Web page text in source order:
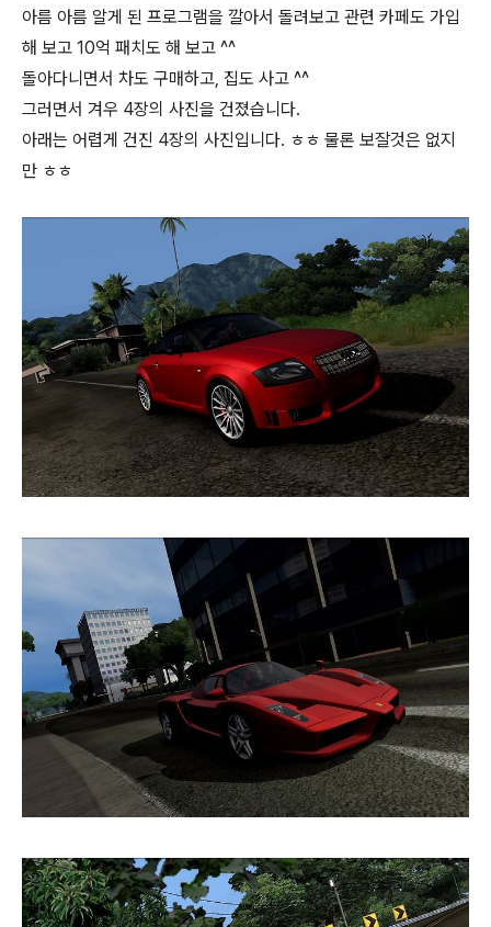
아름 아름 알게 된 프로그램을 깔아서 돌려보고 관련 카페도 가입
해 보고 10억 패치도 해 보고 ^^
돌아다니면서 차도 구매하고, 집도 사고 ^^
그러면서 겨우 4장의 사진을 건졌습니다.
아래는 어렵게 건진 4장의 사진입니다. ㅎㅎ 물론 보잘것은 없지
만 ㅎㅎ